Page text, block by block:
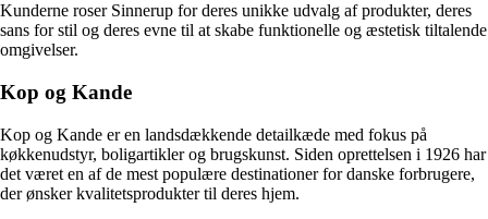
Kunderne roser Sinnerup for deres unikke udvalg af produkter, deres
sans for stil og deres evne til at skabe funktionelle og æstetisk tiltalende
omgivelser.
Kop og Kande
Kop og Kande er en landsdækkende detailkæde med fokus på
køkkenudstyr, boligartikler og brugskunst. Siden oprettelsen i 1926 har
det været en af de mest populære destinationer for danske forbrugere,
der ønsker kvalitetsprodukter til deres hjem.